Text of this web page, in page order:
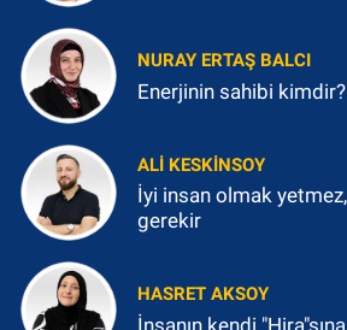
NURAY ERTAŞ BALCI
Enerjinin sahibi kimdir?
ALI KESKINSOY
İyi insan olmak
gerekir
HASRET AKSOY
İnsanın kendi